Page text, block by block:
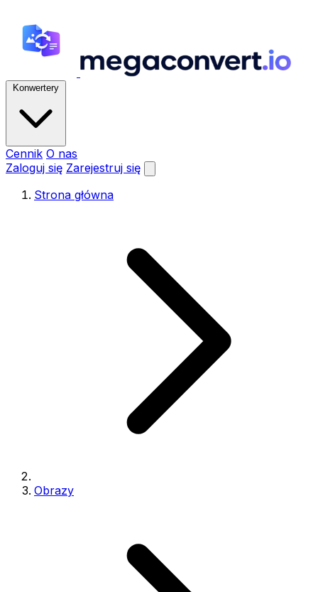
Konwertery
Cennik O nas
Zaloguj się Zarejestruj się
Strona główna
Obrazy